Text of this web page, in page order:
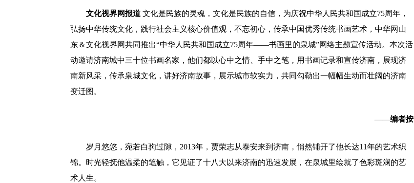
文化视界网报道 文化是民族的灵魂，文化是民族的自信，为庆祝中华人民共和国成立75周年，
弘扬中华传统文化，践行社会主义核心价值观，不忘初心，传承中国优秀传统书画艺术，中华网山
东＆文化视界网共同推出“中华人民共和国成立75周年——书画里的泉城”网络主题宣传活动。本次活
动邀请济南城中三十位书画名家，他们都以心中之情、手中之笔，用书画记录和宣传济南，展现济
南新风采，传承泉城文化，讲好济南故事，展示城市软实力，共同勾勒出一幅幅生动而壮阔的济南
变迁图。
——编者按
岁月悠悠，宛若白驹过隙，2013年，贾荣志从泰安来到济南，悄然铺开了他长达11年的艺术织
锦。时光轻抚他温柔的笔触，它见证了十八大以来济南的迅速发展，在泉城里绘就了色彩斑斓的艺
术人生。